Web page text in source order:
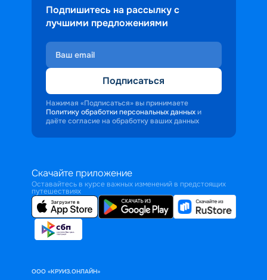
Подпишитесь на рассылку с
лучшими предложениями
Подписаться
Нажимая «Подписаться» вы принимаете
Политику обработки персональных данных и
даёте согласие на обработку ваших данных
Скачайте приложение
Оставайтесь в курсе важных изменений в предстоящих
путешествиях
ООО «КРУИЗ.ОНЛАЙН»